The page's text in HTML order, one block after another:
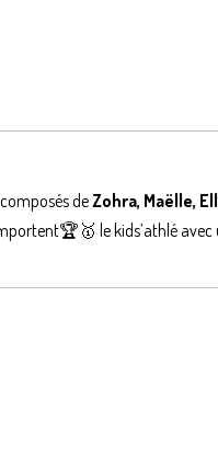
deZohra, Maëlle,
le kids’athlé